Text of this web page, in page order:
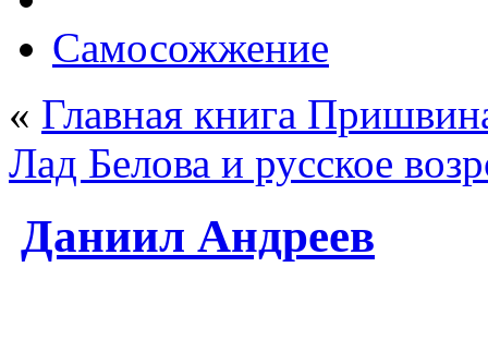
Самосожжение
« Главная книга
Лад Белова и русское
Даниил Андреев